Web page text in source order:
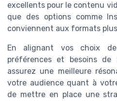
excellents pour le contenu
que des options comme
conviennent aux formats
En alignant vos choix
préférences et besoins
assurez une meilleure
votre audience quant à
de mettre en place une